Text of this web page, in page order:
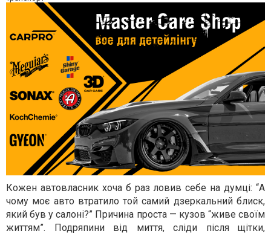
Кожен автовласник хоча б раз ловив себе на думці: “А
чому моє авто втратило той самий дзеркальний блиск,
який був у салоні?” Причина проста — кузов “живе своїм
життям”. Подряпини від миття, сліди після щітки,